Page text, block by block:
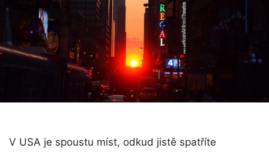
V USA je spoustu míst, odkud jistě spatříte